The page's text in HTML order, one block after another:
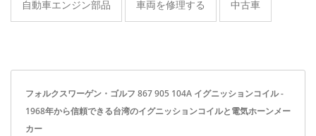
自動車エンジン部品 車両を修理する 中古車
フォルクスワーゲン・ゴルフ 867 905 104A イグニッションコイル -
1968年から信頼できる台湾のイグニッションコイルと電気ホーンメー
カー